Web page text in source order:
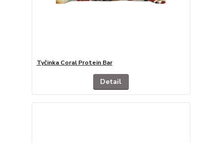
Tyčinka Coral Protein Bar
Detail